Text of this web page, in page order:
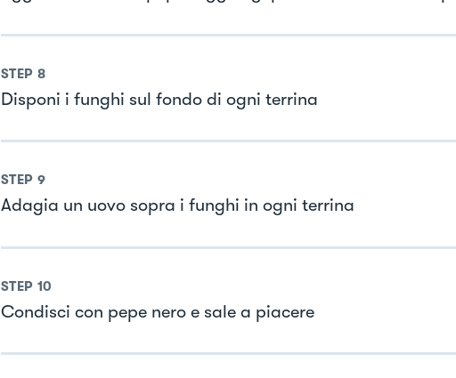
STEP 8
Disponi i funghi sul fondo di ogni terrina
STEP 9
Adagia un uovo sopra i funghi in ogni terrina
STEP 10
Condisci con pepe nero e sale a piacere